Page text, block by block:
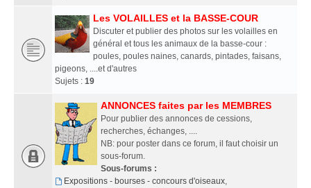
Les VOLAILLES et la BASSE-COUR
Discuter et publier des photos sur les volailles en
général et tous les animaux de la basse-cour :
poules, poules naines, canards, pintades, faisans,
pigeons, ....et d'autres
Sujets : 19
ANNONCES faites par les MEMBRES
Pour publier des annonces de cessions,
recherches, échanges, ....
NB: pour poster dans ce forum, il faut choisir un
sous-forum.
Sous-forums :
Expositions - bourses - concours d'oiseaux,